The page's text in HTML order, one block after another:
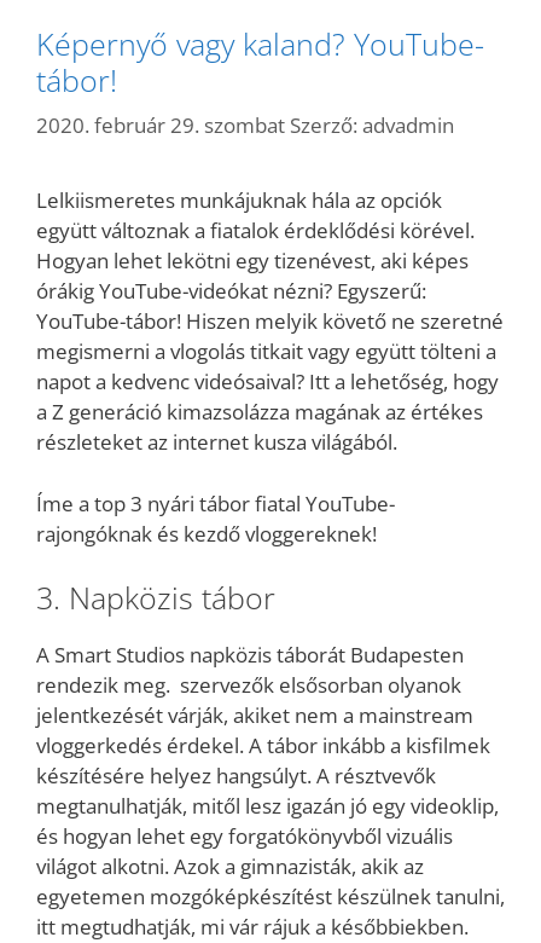
Képernyő vagy kaland? YouTube-
tábor!
2020. február 29. szombat Szerző: advadmin
Lelkiismeretes munkájuknak hála az opciók
együtt változnak a fiatalok érdeklődési körével.
Hogyan lehet lekötni egy tizenévest, aki képes
órákig YouTube-videókat nézni? Egyszerű:
YouTube-tábor! Hiszen melyik követő ne szeretné
megismerni a vlogolás titkait vagy együtt tölteni a
napot a kedvenc videósaival? Itt a lehetőség, hogy
a Z generáció kimazsolázza magának az értékes
részleteket az internet kusza világából.
Íme a top 3 nyári tábor fiatal YouTube-
rajongóknak és kezdő vloggereknek!
3. Napközis tábor
A Smart Studios napközis táborát Budapesten
rendezik meg. szervezők elsősorban olyanok
jelentkezését várják, akiket nem a mainstream
vloggerkedés érdekel. A tábor inkább a kisfilmek
készítésére helyez hangsúlyt. A résztvevők
megtanulhatják, mitől lesz igazán jó egy videoklip,
és hogyan lehet egy forgatókönyvből vizuális
világot alkotni. Azok a gimnazisták, akik az
egyetemen mozgóképkészítést készülnek tanulni,
itt megtudhatják, mi vár rájuk a későbbiekben.